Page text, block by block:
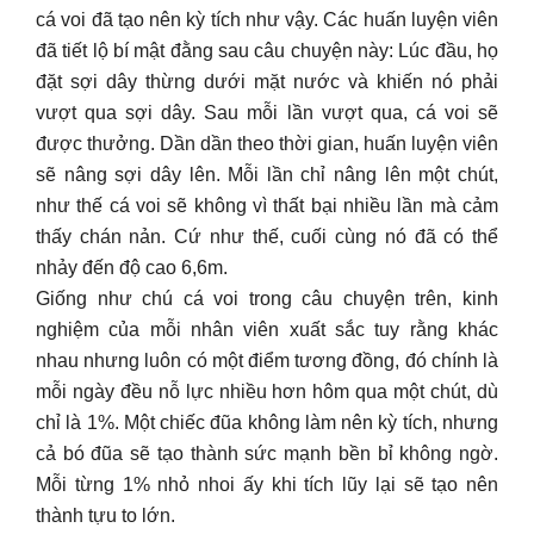
cá voi đã tạo nên kỳ tích như vậy. Các huấn luyện viên
đã tiết lộ bí mật đằng sau câu chuyện này: Lúc đầu, họ
đặt sợi dây thừng dưới mặt nước và khiến nó phải
vượt qua sợi dây. Sau mỗi lần vượt qua, cá voi sẽ
được thưởng. Dần dần theo thời gian, huấn luyện viên
sẽ nâng sợi dây lên. Mỗi lần chỉ nâng lên một chút,
như thế cá voi sẽ không vì thất bại nhiều lần mà cảm
thấy chán nản. Cứ như thế, cuối cùng nó đã có thể
nhảy đến độ cao 6,6m.
Giống như chú cá voi trong câu chuyện trên, kinh
nghiệm của mỗi nhân viên xuất sắc tuy rằng khác
nhau nhưng luôn có một điểm tương đồng, đó chính là
mỗi ngày đều nỗ lực nhiều hơn hôm qua một chút, dù
chỉ là 1%. Một chiếc đũa không làm nên kỳ tích, nhưng
cả bó đũa sẽ tạo thành sức mạnh bền bỉ không ngờ.
Mỗi từng 1% nhỏ nhoi ấy khi tích lũy lại sẽ tạo nên
thành tựu to lớn.